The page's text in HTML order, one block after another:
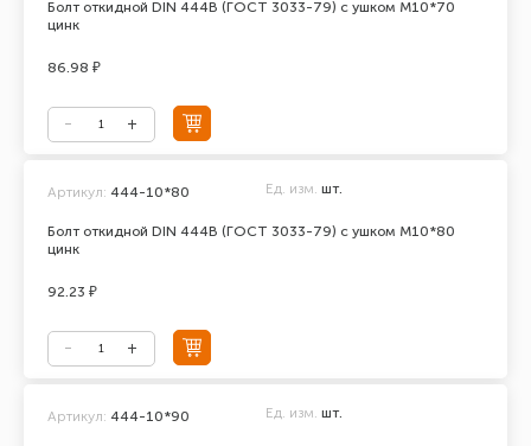
Болт откидной DIN 444В (ГОСТ 3033-79) с ушком М10*70
цинк
86.98 ₽
Болт откидной DIN 444В (ГОСТ 3033-79) с ушком М10*80
цинк
Артикул: 444-10*80 Ед. изм. шт.
92.23 ₽
Артикул: 444-10*90 Ед. изм. шт.